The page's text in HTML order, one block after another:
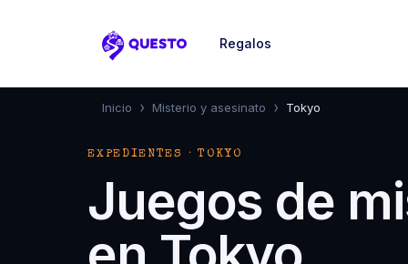
Questo
Regalos
Inicio › Misterio y asesinato › Tokyo
EXPEDIENTES · TOKYO
Juegos de